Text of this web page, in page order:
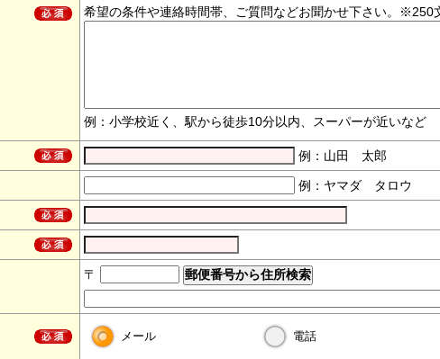
希望の条件や連絡時間帯、ご質問などお聞かせ下さい。※250
例：小学校近く、駅から徒歩10分以内、スーパーが近いなど
例：山田 太郎
例：ヤマダ タロウ
〒
メール 電話